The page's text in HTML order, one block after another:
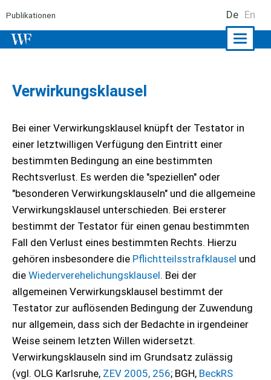
Publikationen De En
Verwirkungsklausel
Bei einer Verwirkungsklausel knüpft der Testator in
einer letztwilligen Verfügung den Eintritt einer
bestimmten Bedingung an eine bestimmten
Rechtsverlust. Es werden die "speziellen" oder
"besonderen Verwirkungsklauseln" und die allgemeine
Verwirkungsklausel unterschieden. Bei ersterer
bestimmt der Testator für einen genau bestimmten
Fall den Verlust eines bestimmten Rechts. Hierzu
gehören insbesondere die Pflichtteilsstrafklausel und
die Wiederverehelichungsklausel. Bei der
allgemeinen Verwirkungsklausel bestimmt der
Testator zur auflösenden Bedingung der Zuwendung
nur allgemein, dass sich der Bedachte in irgendeiner
Weise seinem letzten Willen widersetzt.
Verwirkungsklauseln sind im Grundsatz zulässig
(vgl. OLG Karlsruhe, ZEV 2005, 256; BGH, BeckRS